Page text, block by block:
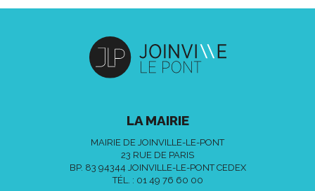
LA MAIRIE
MAIRIE DE JOINVILLE-LE-PONT
23 RUE DE PARIS
BP. 83 94344 JOINVILLE-LE-PONT CEDEX
TÉL. : 01 49 76 60 00